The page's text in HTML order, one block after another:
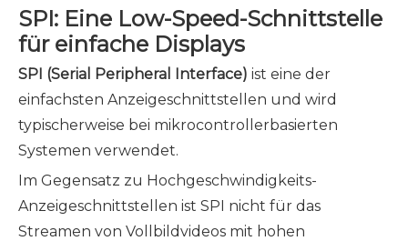
SPI: Eine Low-Speed-Schnittstelle
für einfache Displays
SPI (Serial Peripheral Interface) ist eine der
einfachsten Anzeigeschnittstellen und wird
typischerweise bei mikrocontrollerbasierten
Systemen verwendet.
Im Gegensatz zu Hochgeschwindigkeits-
Anzeigeschnittstellen ist SPI nicht für das
Streamen von Vollbildvideos mit hohen